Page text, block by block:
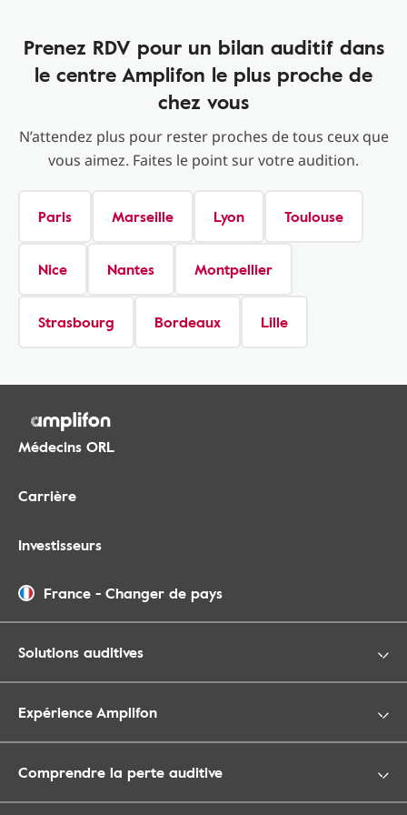
Prenez RDV pour un bilan auditif dans
le centre Amplifon le plus proche de
chez vous
N’attendez plus pour rester proches de tous ceux que
vous aimez. Faites le point sur votre audition.
Paris Marseille Lyon Toulouse
Nice Nantes Montpellier
Strasbourg Bordeaux Lille
Médecins ORL
Carrière
Investisseurs
France - Changer de pays
Solutions auditives
Expérience Amplifon
Comprendre la perte auditive